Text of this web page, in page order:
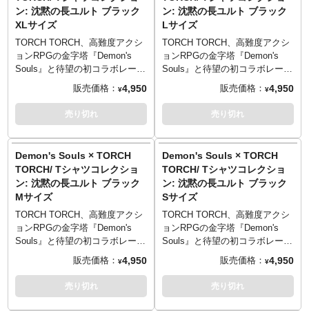
© 2021 Sony Interactive
Entertainment Inc.
“Demonʼs Souls” is a trademark
of Sony Interactive
© 2021 Sony Interactive
Entertainment Inc.
“Demonʼs Souls” is a trademark
of Sony Interactive
／19cm）
Mサイズ （69cm／52cm／46cm
／20cm）
Lサイズ （73cm／55cm／50cm
／22cm）
54cm／24cm）
XXLサイズ （81cm／63cm／
57cm／25cm）
TORCH TORCH OFFICIAL
SITE：https://torchtorch.jp/
© 2021 Sony Interactive
Entertainment Inc.
“Demonʼs Souls” is a trademark
of Sony Interactive
Entertainment Inc.
／19cm）
Mサイズ （69cm／52cm／46cm
／20cm）
Lサイズ （73cm／55cm／50cm
／22cm）
54cm／24cm）
XXLサイズ （81cm／63cm／
57cm／25cm）
TORCH TORCH OFFICIAL
SITE： https://torchtorch.jp/
© 2021 Sony Interactive
Entertainment Inc.
“Demonʼs Souls” is a trademark
of Sony Interactive
Entertainment Inc.
■カラー: バニラホワイト、ヘザ
ーグレー、インクブラック
■マテリアル: 綿100% 5.6oz ヘ
ビーウェイトボディ
※ヘザーグレーのみ、ポリエス
PRINTED IN AICHI
■サイズ（着丈／身幅／肩幅／袖
丈）
Sサイズ （65cm／49cm／42cm
／19cm）
Mサイズ （69cm／52cm／46cm
／20cm）
Lサイズ （73cm／55cm／50cm
／22cm）
54cm／24cm）
XXLサイズ （81cm／63cm／
57cm／25cm）
■カラー: バニラホワイト、ヘザ
ーグレー、インクブラック
■マテリアル: 綿100% 5.6oz ヘ
ビーウェイトボディ
※ヘザーグレーのみ、ポリエス
PRINTED IN AICHI
■サイズ（着丈／身幅／肩幅／袖
丈）
Sサイズ （65cm／49cm／42cm
／19cm）
Mサイズ （69cm／52cm／46cm
／20cm）
Lサイズ （73cm／55cm／50cm
／22cm）
54cm／24cm）
XXLサイズ （81cm／63cm／
57cm／25cm）
りました。顔料を生地に浸透さ
せた、古着的な味わいのプリン
トがこなれ感満点。頭上に浮か
ぶ“浮遊するソウルの矢”がポップ
なアクセントになっています。
中のユニークな要素「ソウル傾
向」をモチーフにした刺繍が。
「白」「黒」の2種のどちらが付
す。遊び心あるギミックをお楽
しみください。
■デザイン: 原田隼、だしこ
■カラー: バニラホワイト、ヘザ
ーグレー、インクブラック
■マテリアル: 綿100% 5.6oz ヘ
ビーウェイトボディ
※ヘザーグレーのみ、ポリエス
PRINTED IN AICHI
した。そして背後に回ると彼の
不敵な姿が……。ダークでドラ
イなタッチのイラストは、イラ
ストレーター・芳川氏による描
き下ろし。
中のユニークな要素「ソウル傾
向」をモチーフにした刺繍が。
「白」「黒」の2種のどちらが付
す。遊び心あるギミックをお楽
しみください。
■イラストレーション: 芳川
■カラー: バニラホワイト、ヘザ
ーグレー、ブラック
■マテリアル: 綿100% 5.6oz ヘ
ビーウェイトボディ
※ヘザーグレーのみ、ポリエス
PRINTED IN TOKYO
ン: 沈黙の長ユルト ブラック
XLサイズ
TORCH TORCH、高難度アクシ
ョンRPGの金字塔『Demon's
Souls』と待望の初コラボレーシ
ョンが決定！人気キャラクター
をモチーフにしたTシャツ5型が
プレイヤーの親切心をもてあそ
名詞ともいえるあの台詞のみを
あしらい、シンプルに仕上げま
した。そして背後に回ると彼の
不敵な姿が……。ダークでドラ
イなタッチのイラストは、イラ
ストレーター・芳川氏による描
き下ろし。
中のユニークな要素「ソウル傾
向」をモチーフにした刺繍が。
「白」「黒」の2種のどちらが付
販売価格： ¥4,950
売り切れ
ン: 沈黙の長ユルト ブラック
Lサイズ
TORCH TORCH、高難度アクシ
ョンRPGの金字塔『Demon's
Souls』と待望の初コラボレーシ
ョンが決定！人気キャラクター
をモチーフにしたTシャツ5型が
プレイヤーの親切心をもてあそ
名詞ともいえるあの台詞のみを
あしらい、シンプルに仕上げま
した。そして背後に回ると彼の
不敵な姿が……。ダークでドラ
イなタッチのイラストは、イラ
ストレーター・芳川氏による描
き下ろし。
中のユニークな要素「ソウル傾
向」をモチーフにした刺繍が。
「白」「黒」の2種のどちらが付
販売価格： ¥4,950
売り切れ
Demon's Souls × TORCH
TORCH/ Tシャツコレクショ
ン: 沈黙の長ユルト ブラック
Mサイズ
TORCH TORCH、高難度アクシ
ョンRPGの金字塔『Demon's
Souls』と待望の初コラボレーシ
ョンが決定！人気キャラクター
をモチーフにしたTシャツ5型が
プレイヤーの親切心をもてあそ
販売価格： ¥4,950
売り切れ
Demon's Souls × TORCH
TORCH/ Tシャツコレクショ
ン: 沈黙の長ユルト ブラック
Sサイズ
TORCH TORCH、高難度アクシ
ョンRPGの金字塔『Demon's
Souls』と待望の初コラボレーシ
ョンが決定！人気キャラクター
をモチーフにしたTシャツ5型が
プレイヤーの親切心をもてあそ
販売価格： ¥4,950
売り切れ